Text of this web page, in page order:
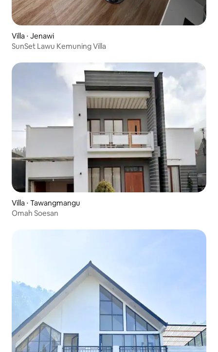
Villa ⋅ Jenawi
SunSet Lawu Kemuning Villa
Villa ⋅ Tawangmangu
Omah Soesan